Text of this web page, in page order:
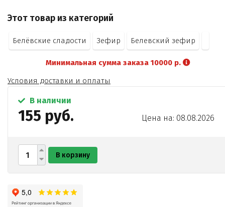
Этот товар из категорий
Белёвские сладости Зефир Белевский зефир
Минимальная сумма заказа 10000 р.
Условия доставки и оплаты
В наличии
155 руб. Цена на: 08.08.2026
В корзину